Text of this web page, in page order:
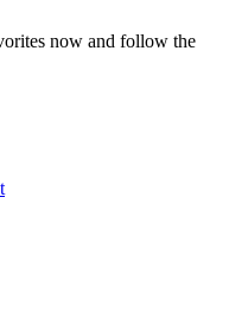
now and follow the